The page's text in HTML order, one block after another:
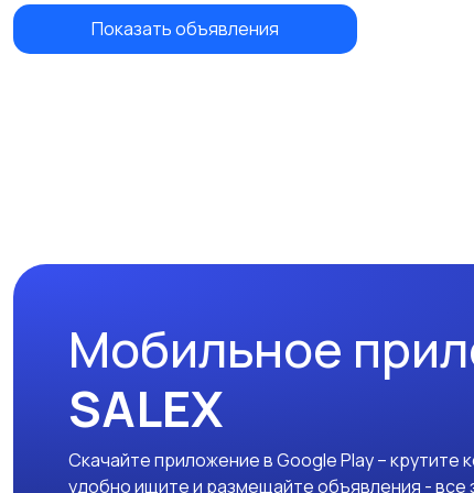
Показать объявления
Мобильное
SALEX
Скачайте приложение в Google Play – крутите
удобно ищите и размещайте объявления - все